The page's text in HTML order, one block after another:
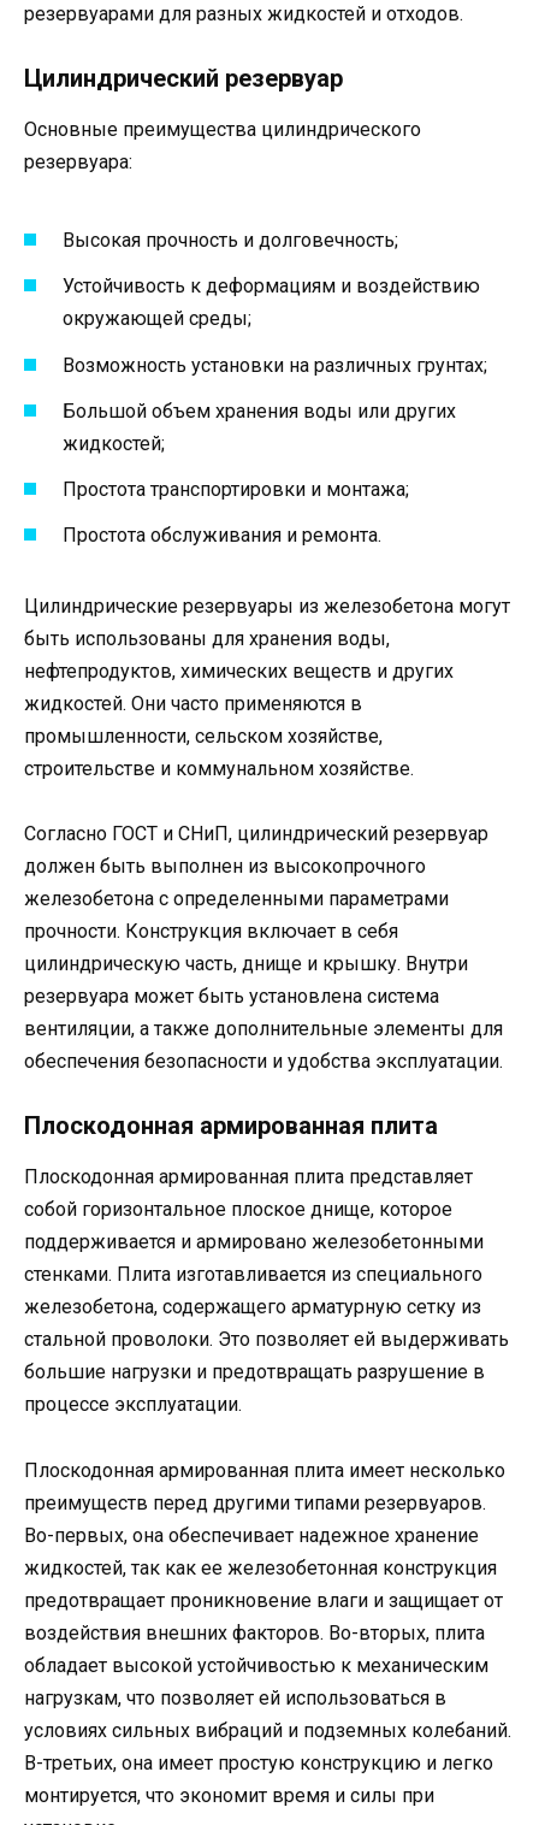
резервуарами для разных жидкостей и отходов.
Цилиндрический резервуар
Основные преимущества цилиндрического
резервуара:
Высокая прочность и долговечность;
Устойчивость к деформациям и воздействию
окружающей среды;
Возможность установки на различных грунтах;
Большой объем хранения воды или других
жидкостей;
Простота транспортировки и монтажа;
Простота обслуживания и ремонта.
Цилиндрические резервуары из железобетона могут
быть использованы для хранения воды,
нефтепродуктов, химических веществ и других
жидкостей. Они часто применяются в
промышленности, сельском хозяйстве,
строительстве и коммунальном хозяйстве.
Согласно ГОСТ и СНиП, цилиндрический резервуар
должен быть выполнен из высокопрочного
железобетона с определенными параметрами
прочности. Конструкция включает в себя
цилиндрическую часть, днище и крышку. Внутри
резервуара может быть установлена система
вентиляции, а также дополнительные элементы для
обеспечения безопасности и удобства эксплуатации.
Плоскодонная армированная плита
Плоскодонная армированная плита представляет
собой горизонтальное плоское днище, которое
поддерживается и армировано железобетонными
стенками. Плита изготавливается из специального
железобетона, содержащего арматурную сетку из
стальной проволоки. Это позволяет ей выдерживать
большие нагрузки и предотвращать разрушение в
процессе эксплуатации.
Плоскодонная армированная плита имеет несколько
преимуществ перед другими типами резервуаров.
Во-первых, она обеспечивает надежное хранение
жидкостей, так как ее железобетонная конструкция
предотвращает проникновение влаги и защищает от
воздействия внешних факторов. Во-вторых, плита
обладает высокой устойчивостью к механическим
нагрузкам, что позволяет ей использоваться в
условиях сильных вибраций и подземных колебаний.
В-третьих, она имеет простую конструкцию и легко
монтируется, что экономит время и силы при